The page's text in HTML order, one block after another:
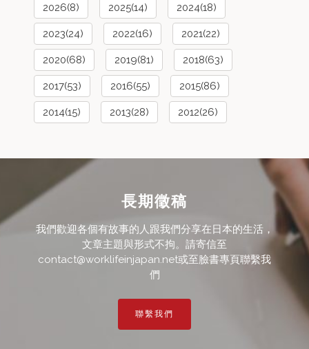
2026(8) 2025(14) 2024(18)
2023(24) 2022(16) 2021(22)
2020(68) 2019(81) 2018(63)
2017(53) 2016(55) 2015(86)
2014(15) 2013(28) 2012(26)
長期徵稿
我們歡迎各個有故事的人跟我們分享在日本的生活，
文章主題與形式不拘。請寄信至
contact@worklifeinjapan.net或至臉書專頁聯繫我
們
聯繫我們